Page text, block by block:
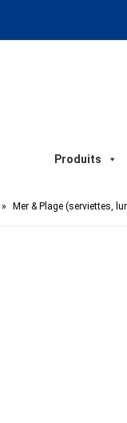
Produits
» Mer & Plage (serviettes,